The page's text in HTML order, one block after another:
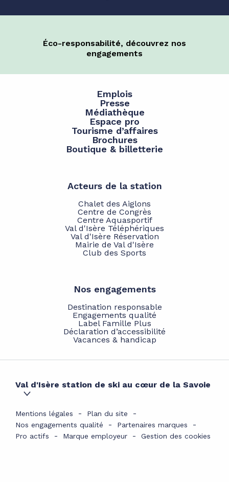
Éco-responsabilité, découvrez nos
engagements
Emplois
Presse
Médiathèque
Espace pro
Tourisme d’affaires
Brochures
Boutique & billetterie
Acteurs de la station
Chalet des Aiglons
Centre de Congrès
Centre Aquasportif
Val d'Isère Téléphériques
Val d'Isère Réservation
Mairie de Val d'Isère
Club des Sports
Nos engagements
Destination responsable
Engagements qualité
Label Famille Plus
Déclaration d’accessibilité
Vacances & handicap
Val d'Isère station de ski au cœur de la Savoie
Mentions légales
Plan du site
Nos engagements qualité
Partenaires marques
Pro actifs
Marque employeur Gestion des cookies